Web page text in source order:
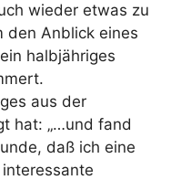
wieder etwas zu
den Anblick eines
halbjähriges
aus der
hat: „…und fand
daß ich eine